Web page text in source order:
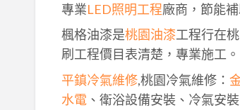
專業LED照明工程廠商，節能
楓格油漆是桃園油漆工程行在
刷工程價目表清楚，專業施工。
平鎮冷氣維修,桃園冷氣維修：
水電、衛浴設備安裝、冷氣安